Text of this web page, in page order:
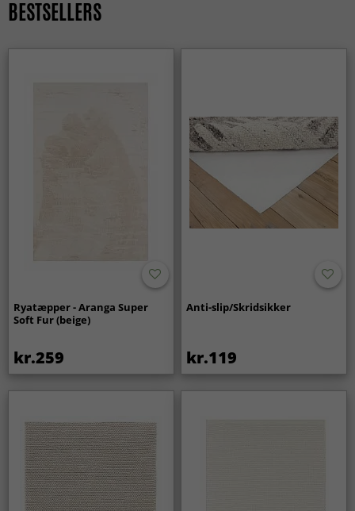
lige godt i moderne hjem som i klassiske omgivelser.
BESTSELLERS
Ryatæpper - Aranga Super
Soft Fur (beige)
kr.259
Anti-slip/Skridsikker
kr.119